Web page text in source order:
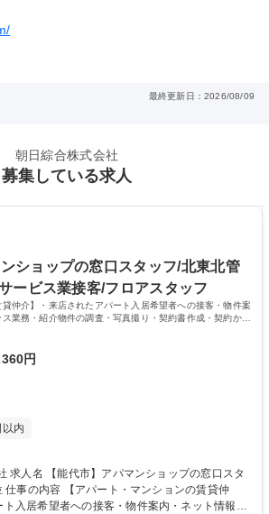
最終更新日：2026/08/09
朝日綜合株式会社
募集している求人
ンショップの窓口スタッフ/北東北管
ービス業接客/フロアスタッフ
貸仲介】・来店されたアパート入居希望者への接客・物件案
業務・紹介物件の調査・写真撮り・契約書作成・契約から
円
内
スタ
入居希望者への接客・物件案内・ネット情報の